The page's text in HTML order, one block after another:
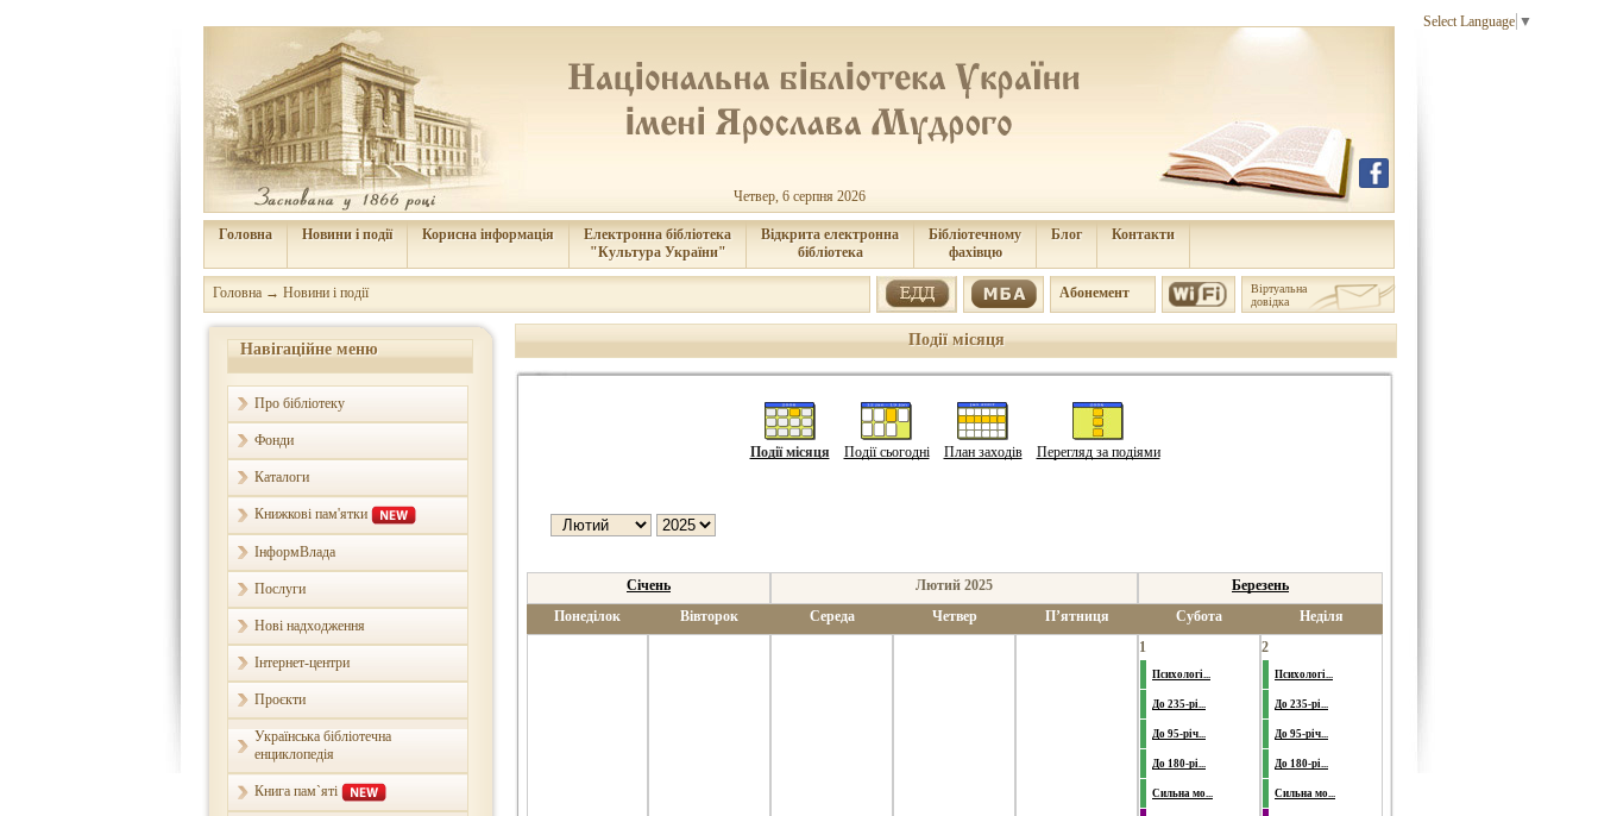
Select Language ▼
Четвер, 6 серпня 2026
Головна Новини і події Корисна інформація
Електронна бібліотека
"Культура України"
Відкрита електронна
бібліотека
Бібліотечному
фахівцю
Блог Контакти
Головна → Новини і події Aбонемент
Віртуальна
довідка
Навігаційне меню
Про бібліотеку
Фонди
Каталоги
Книжкові пам'ятки
ІнформВлада
Послуги
Нові надходження
Інтернет-центри
Проєкти
Українська бібліотечна
енциклопедія
Книга пам`яті
Події місяця
Події місяця Події сьогодні План заходів Перегляд за подіями
Січень Лютий 2025
Березень
Понеділок
Вівторок Середа Четвер П’ятниця Субота
Неділя
1
Психологі...
До 235-рі...
До 95-річ...
До 180-рі...
Сильна мо...
2
Психологі...
До 235-рі...
До 95-річ...
До 180-рі...
Сильна мо...